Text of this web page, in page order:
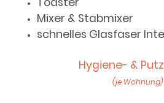
Mixer & Stabmixer
schnelles Glasfaser
Hygiene- &
(je Wohnung)